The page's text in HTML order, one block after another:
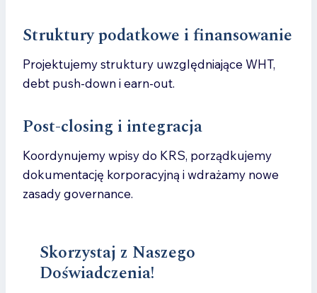
Struktury podatkowe i finansowanie
Projektujemy struktury uwzględniające WHT,
debt push-down i earn-out.
Post-closing i integracja
Koordynujemy wpisy do KRS, porządkujemy
dokumentację korporacyjną i wdrażamy nowe
zasady governance.
Skorzystaj z Naszego
Doświadczenia!